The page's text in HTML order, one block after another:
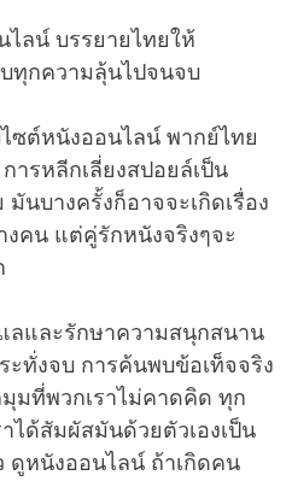
ลน์ บรรยายไทยให้
ทุกความลุ้นไปจนจบ
ซต์หนังออนไลน์ พากย์ไทย
ารหลีกเลี่ยงสปอยล์เป็น
นบางครั้งก็อาจจะเกิดเรื่อง
คน แต่คู่รักหนังจริงๆจะ
ลและรักษาความสนุกสนาน
ะทั่งจบ การค้นพบข้อเท็จจริง
มที่พวกเราไม่คาดคิด ทุก
ด้สัมผัสมันด้วยตัวเองเป็น
ดูหนังออนไลน์ ถ้าเกิดคน